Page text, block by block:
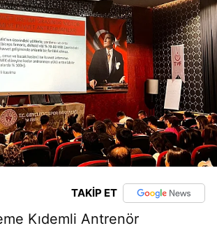
TAKİP ET
Kıdemli Antrenör